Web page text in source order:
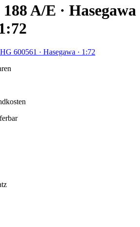
A/E · Hasegawa